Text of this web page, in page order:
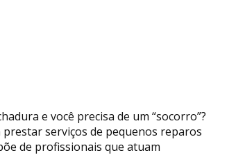
e você precisa de um “socorro”?
serviços de pequenos reparos
de profissionais que atuam